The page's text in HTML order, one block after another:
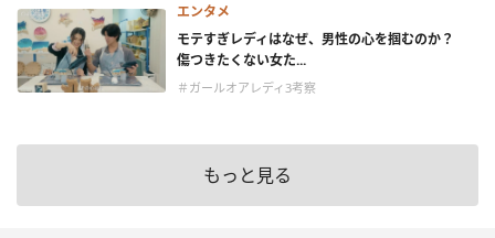
エンタメ
モテすぎレディはなぜ、男性の心を掴むのか？
傷つきたくない女た...
＃ガールオアレディ3考察
もっと見る